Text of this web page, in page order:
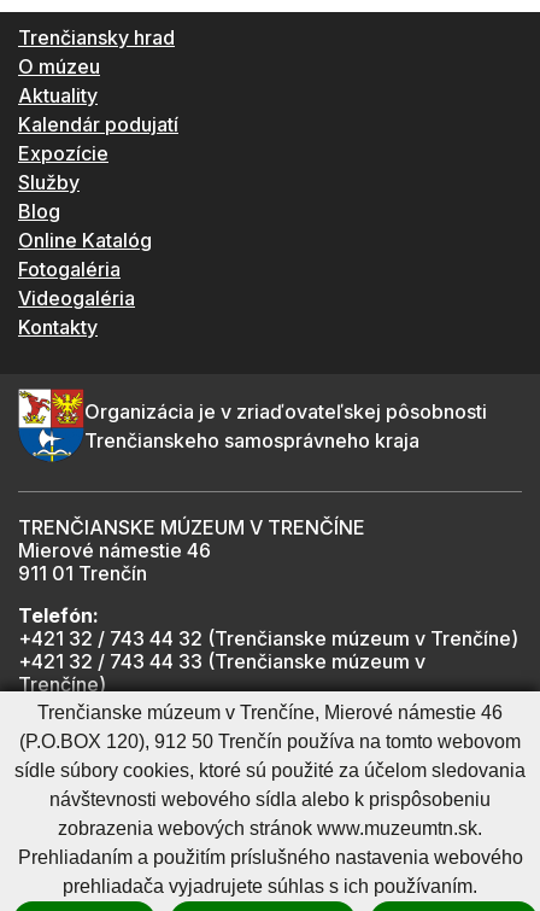
Trenčiansky hrad
O múzeu
Aktuality
Kalendár podujatí
Expozície
Služby
Blog
Online Katalóg
Fotogaléria
Videogaléria
Kontakty
Organizácia je v zriaďovateľskej pôsobnosti
Trenčianskeho samosprávneho kraja
TRENČIANSKE MÚZEUM V TRENČÍNE
Mierové námestie 46
911 01 Trenčín
Telefón:
+421 32 / 743 44 32 (Trenčianske múzeum v Trenčíne)
+421 32 / 743 44 33 (Trenčianske múzeum v
Trenčíne)
+421 901 918 825 (Trenčiansky hrad - informátor -
počas otváracích hodín hradu)
Mapa stránkyRSSCookies nastavenieOchrana osobných údajov
Cookies - viac informáciíVyhlásenie o prístupnosti
Technický prevádzkovateľSprávca obsahu
GenerujeCMS BUXUS
Trenčianske múzeum v Trenčíne, Mierové námestie 46
(P.O.BOX 120), 912 50 Trenčín používa na tomto webovom
sídle súbory cookies, ktoré sú použité za účelom sledovania
návštevnosti webového sídla alebo k prispôsobeniu
zobrazenia webových stránok www.muzeumtn.sk.
Prehliadaním a použitím príslušného nastavenia webového
prehliadača vyjadrujete súhlas s ich používaním.